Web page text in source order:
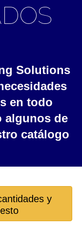
Solutions
en todo
algunos de
catálogo
y